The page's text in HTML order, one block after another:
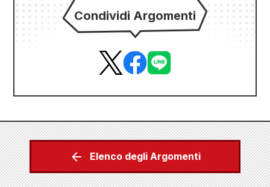
Condividi Argomenti
Elenco degli Argomenti